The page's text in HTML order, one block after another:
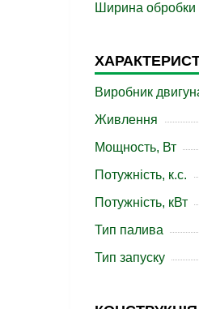
Ширина обробки
Виробник
Живлення
Мощность, Вт
Потужність, к.с.
Потужність, кВт
Тип палива
Тип запуску